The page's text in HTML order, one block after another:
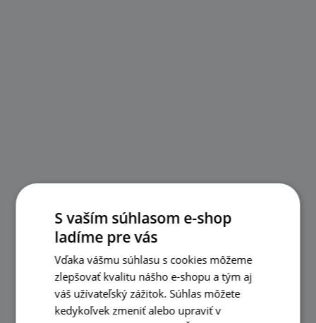
S vaším súhlasom e-shop
ladíme pre vás
Vďaka vášmu súhlasu s cookies môžeme
zlepšovať kvalitu nášho e-shopu a tým aj
váš užívateľský zážitok. Súhlas môžete
kedykoľvek zmeniť alebo upraviť v